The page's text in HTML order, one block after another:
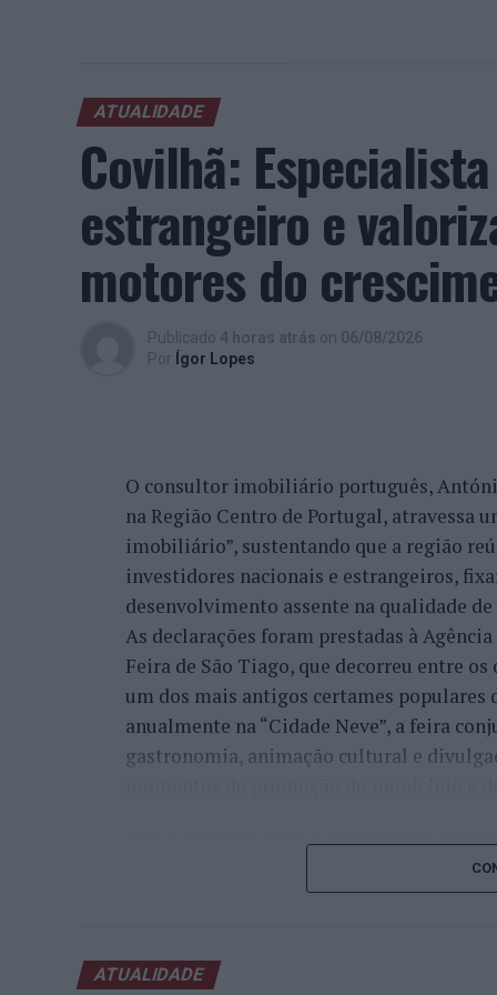
ATUALIDADE
Covilhã:
estrangeiro e
motores do
Publicado 4 horas atrás on 06/08/2026
Por Ígor Lopes
O consultor imobiliário português,
na Região Centro de Portugal, atravessa
imobiliário”, sustentando que a região
investidores nacionais e estrangeiros,
desenvolvimento assente na qualidade
As declarações foram prestadas à
Feira de São Tiago, que decorreu entre
um dos mais antigos certames
anualmente na “Cidade Neve”, a feira
gastronomia, animação cultural e
Para António Carlos, o crescimento
cumprimento dos objetivos que traçou
empresário considera que o
iniciativas locais e projetos de
envolvimento tem permitido “consolidar a
ATUALIDADE